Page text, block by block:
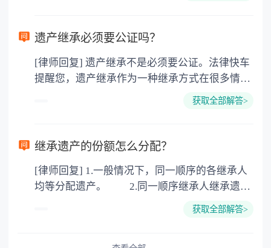
要缴纳公证费，具体如下： 1. 公证费：按房
3. 印花税：按房屋评估价的0.05%缴纳 4. 土
地增值税：按房价1%缴纳 5. 房屋产权登记费：
遗产继承必须要公证吗？
[律师回复] 遗产继承不是必须要公证。法律快车
提醒您，遗产继承作为一种继承方式在很多情况
下都是不需要公证的，当然，如果需要公正的也
以防对财产继承发生纠纷，可以对遗产继承进行
公证。
获取全部解答>
继承遗产的份额怎么分配？
[律师回复] 1.一般情况下，同一顺序的各继承人
均等分配遗产。 2.同一顺序继承人继承遗产
获取全部解答>